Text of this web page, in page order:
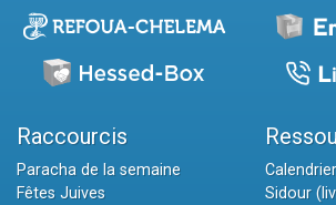
Raccourcis
Paracha de la semaine
Fêtes Juives
Sidour